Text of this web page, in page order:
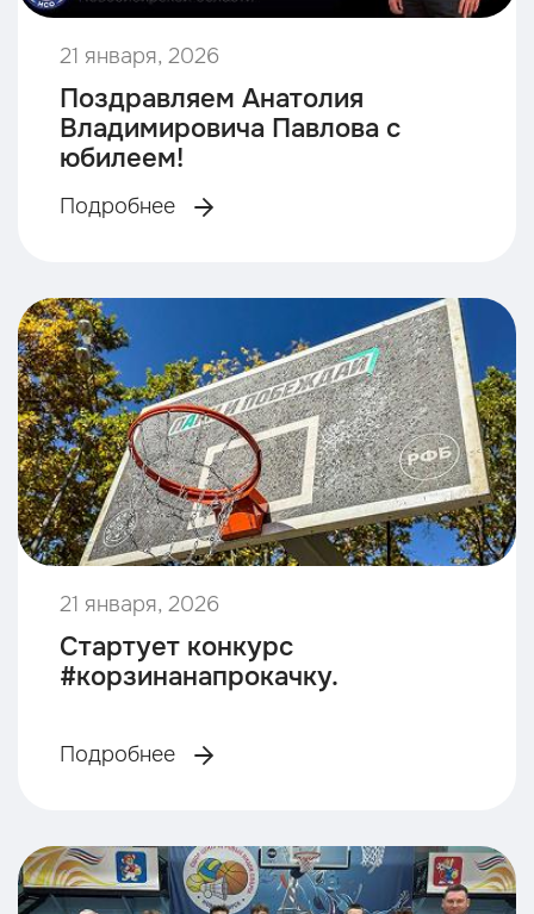
21 января, 2026
Поздравляем Анатолия
Владимировича Павлова с
юбилеем!
Подробнее
21 января, 2026
Стартует конкурс
#корзинанапрокачку.
Подробнее